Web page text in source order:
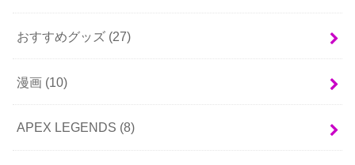
おすすめグッズ (27)
漫画 (10)
APEX LEGENDS (8)